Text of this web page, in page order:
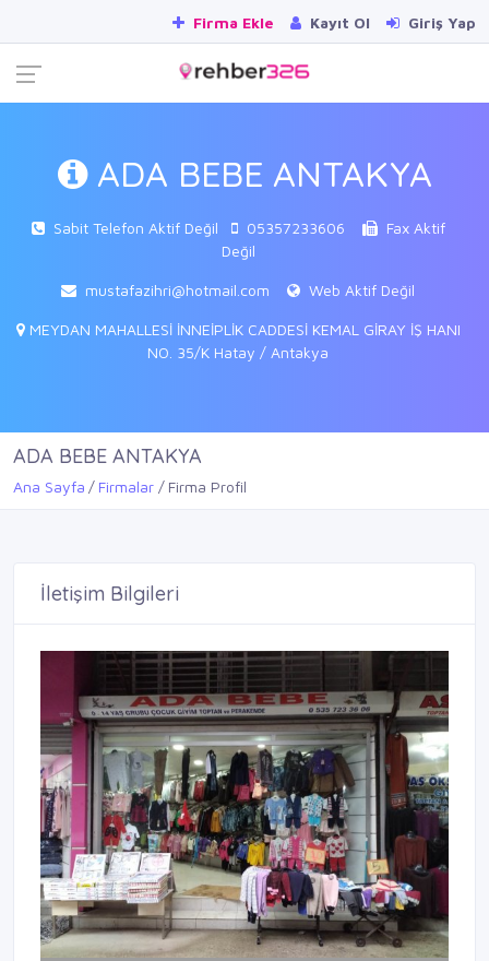
Firma Ekle Kayıt Ol Giriş Yap
ADA BEBE ANTAKYA
Sabit Telefon Aktif Değil 05357233606
Fax Aktif
Değil
mustafazihri@hotmail.com Web Aktif Değil
MEYDAN MAHALLESİ İNNEİPLİK CADDESİ KEMAL GİRAY İŞ HANI
NO. 35/K Hatay / Antakya
ADA BEBE ANTAKYA
Ana Sayfa Firmalar Firma Profil
İletişim Bilgileri